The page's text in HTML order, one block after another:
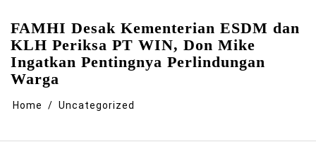
FAMHI Desak Kementerian ESDM dan
KLH Periksa PT WIN, Don Mike
Ingatkan Pentingnya Perlindungan
Warga
Home Uncategorized